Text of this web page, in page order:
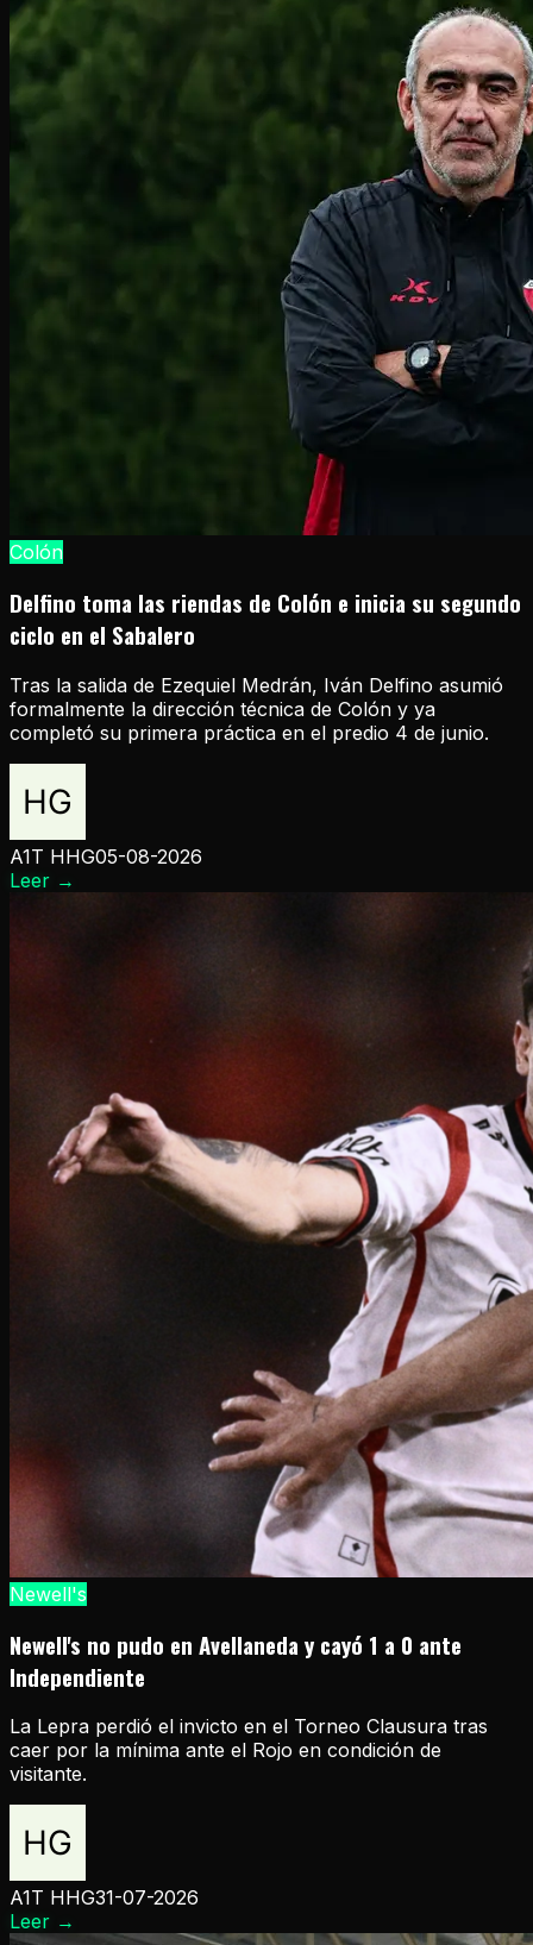
Colón
Delfino toma las riendas de Colón e inicia su segundo
ciclo en el Sabalero
Tras la salida de Ezequiel Medrán, Iván Delfino asumió
formalmente la dirección técnica de Colón y ya
completó su primera práctica en el predio 4 de junio.
A1T HHG05-08-2026
Leer →
Newell's
Newell's no pudo en Avellaneda y cayó 1 a 0 ante
Independiente
La Lepra perdió el invicto en el Torneo Clausura tras
caer por la mínima ante el Rojo en condición de
visitante.
A1T HHG31-07-2026
Leer →